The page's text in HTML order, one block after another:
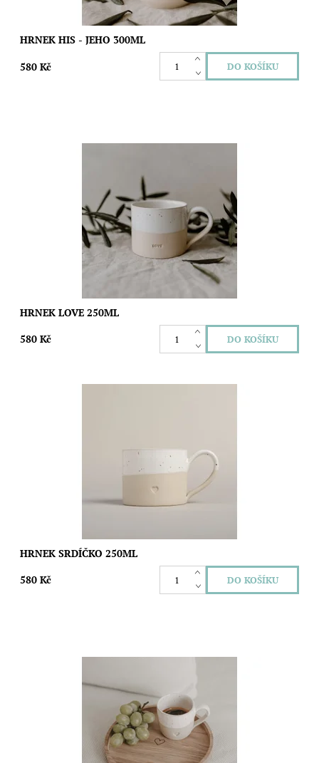
HRNEK HIS - JEHO 300ML
580 Kč
dílně, kde se mistři řemesla věnují každé linii, každému detailu s
Skladem
Gravitas Love
HRNEK LOVE 250ML
580 Kč
Gravitas Love
HRNEK SRDÍČKO 250ML
580 Kč
Přírodní dubové dřevo zaujme svou krásou a odolností, zatímco
jemně vyryté srdce ve středu tácu dodává tomuto designu dotek
Skladem
Gravitas Love